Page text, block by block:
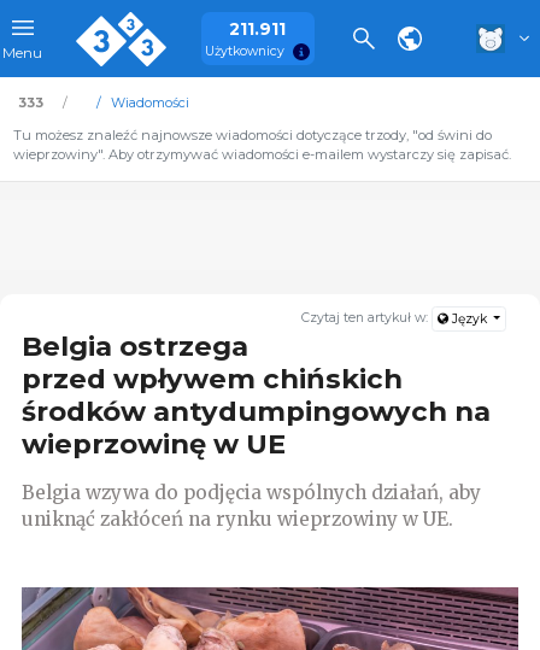
Menu
211.911
Użytkownicy
333
Wiadomości
Tu możesz znaleźć najnowsze wiadomości dotyczące trzody, "od świni do
wieprzowiny". Aby otrzymywać wiadomości e-mailem wystarczy się zapisać.
Czytaj ten artykuł w: Język
Belgia ostrzega
przed wpływem chińskich
środków antydumpingowych na
wieprzowinę w UE
Belgia wzywa do podjęcia wspólnych działań, aby
uniknąć zakłóceń na rynku wieprzowiny w UE.